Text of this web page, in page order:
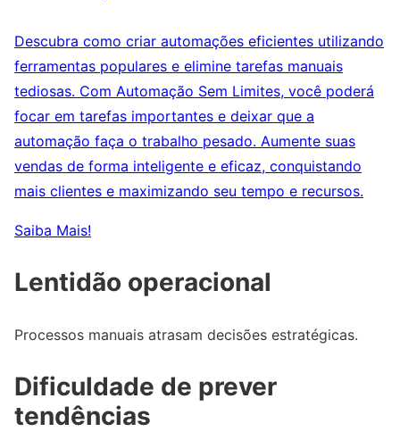
Descubra como criar automações eficientes utilizando
ferramentas populares e elimine tarefas manuais
tediosas. Com Automação Sem Limites, você poderá
focar em tarefas importantes e deixar que a
automação faça o trabalho pesado. Aumente suas
vendas de forma inteligente e eficaz, conquistando
mais clientes e maximizando seu tempo e recursos.
Saiba Mais!
Lentidão operacional
Processos manuais atrasam decisões estratégicas.
Dificuldade de prever
tendências